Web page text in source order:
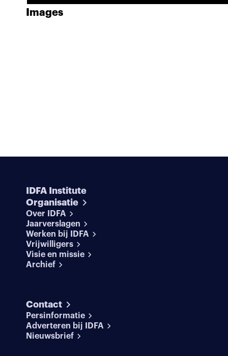
Images
IDFA Institute
Organisatie
Over IDFA
Jaarverslagen
Werken bij IDFA
Vrijwilligers
Visie en missie
Archief
Contact
Persinformatie
Adverteren bij IDFA
Nieuwsbrief